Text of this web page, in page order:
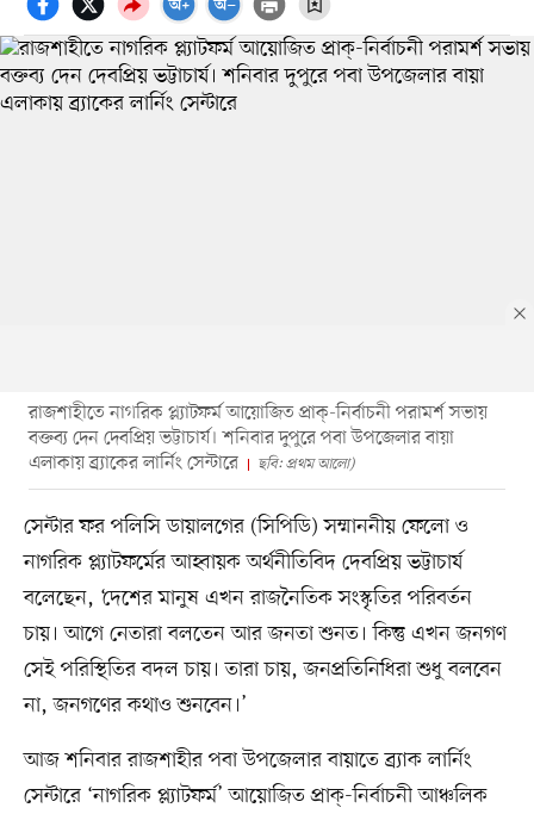
রাজশাহীতে নাগরিক প্ল্যাটফর্ম আয়োজিত প্রাক্‌-নির্বাচনী পরামর্শ সভায়
বক্তব্য দেন দেবপ্রিয় ভট্টাচার্য। শনিবার দুপুরে পবা উপজেলার বায়া
এলাকায় ব্র্যাকের লার্নিং সেন্টারে
ছবি: প্রথম আলো)
সেন্টার ফর পলিসি ডায়ালগের (সিপিডি) সম্মাননীয় ফেলো ও
নাগরিক প্ল্যাটফর্মের আহ্বায়ক অর্থনীতিবিদ দেবপ্রিয় ভট্টাচার্য
বলেছেন, ‘দেশের মানুষ এখন রাজনৈতিক সংস্কৃতির পরিবর্তন
চায়। আগে নেতারা বলতেন আর জনতা শুনত। কিন্তু এখন জনগণ
সেই পরিস্থিতির বদল চায়। তারা চায়, জনপ্রতিনিধিরা শুধু বলবেন
না, জনগণের কথাও শুনবেন।’
আজ শনিবার রাজশাহীর পবা উপজেলার বায়াতে ব্র্যাক লার্নিং
সেন্টারে ‘নাগরিক প্ল্যাটফর্ম’ আয়োজিত প্রাক্‌-নির্বাচনী আঞ্চলিক